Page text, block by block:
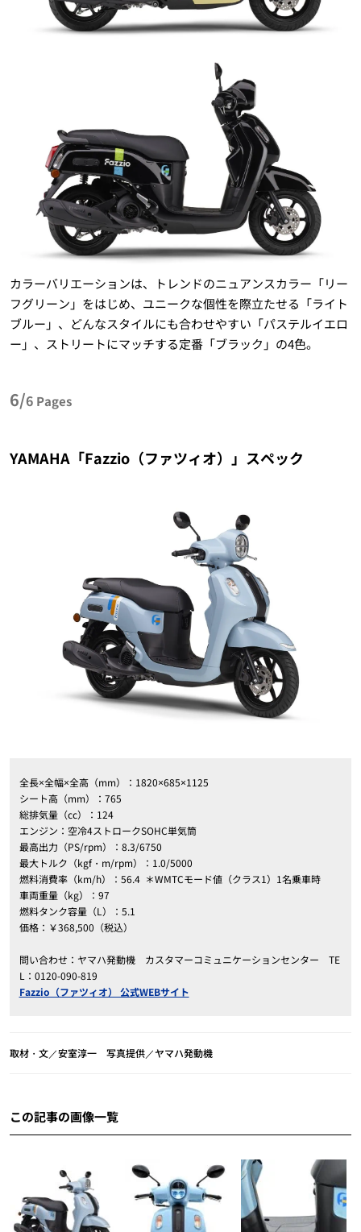
カラーバリエーションは、トレンドのニュアンスカラー「リー
フグリーン」をはじめ、ユニークな個性を際立たせる「ライト
ブルー」、どんなスタイルにも合わせやすい「パステルイエロ
ー」、ストリートにマッチする定番「ブラック」の4色。
6/6 Pages
YAMAHA「Fazzio（ファツィオ）」スペック
全長×全幅×全高（mm）：1820×685×1125
シート高（mm）：765
総排気量（cc）：124
エンジン：空冷4ストロークSOHC単気筒
最高出力（PS/rpm）：8.3/6750
最大トルク（kgf・m/rpm）：1.0/5000
燃料消費率（km/h）：56.4 ＊WMTCモード値（クラス1）1名乗車時
車両重量（kg）：97
燃料タンク容量（L）：5.1
価格：￥368,500（税込）
問い合わせ：ヤマハ発動機 カスタマーコミュニケーションセンター TE
L：0120-090-819
Fazzio（ファツィオ） 公式WEBサイト
取材・文／安室淳一 写真提供／ヤマハ発動機
この記事の画像一覧